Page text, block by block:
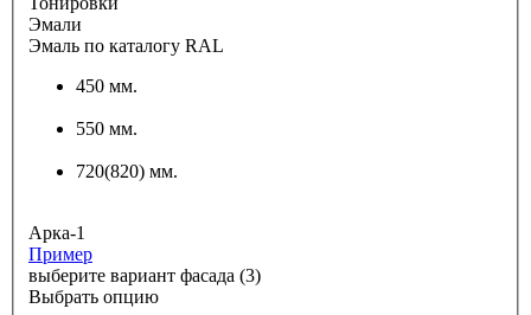
Эмали
Эмаль по каталогу RAL
450 мм.
550 мм.
720(820) мм.
Арка-1
Пример
выберите вариант фасада (3)
Выбрать опцию